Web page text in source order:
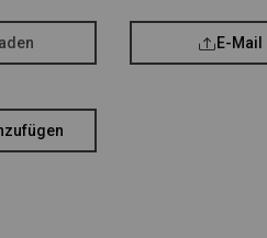
E-Mail